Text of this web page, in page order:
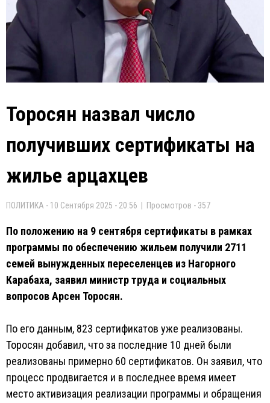
Торосян назвал число
получивших сертификаты на
жилье арцахцев
ПОЛИТИКА - 10 Сентября 2025 - 20:56 | Просмотров - 357
По положению на 9 сентября сертификаты в рамках
программы по обеспечению жильем получили 2711
семей вынужденных переселенцев из Нагорного
Карабаха, заявил министр труда и социальных
вопросов Арсен Торосян.
По его данным, 823 сертификатов уже реализованы.
Торосян добавил, что за последние 10 дней были
реализованы примерно 60 сертификатов. Он заявил, что
процесс продвигается и в последнее время имеет
место активизация реализации программы и обращения